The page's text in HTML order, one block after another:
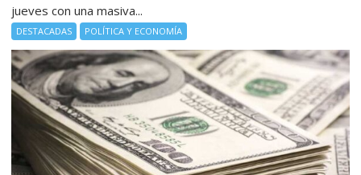
jueves con una masiva...
DESTACADAS POLÍTICA Y ECONOMÍA